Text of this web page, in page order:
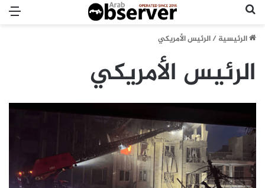
الرئيسية/الرئيس الأمريكي
الرئيس الأمريكي